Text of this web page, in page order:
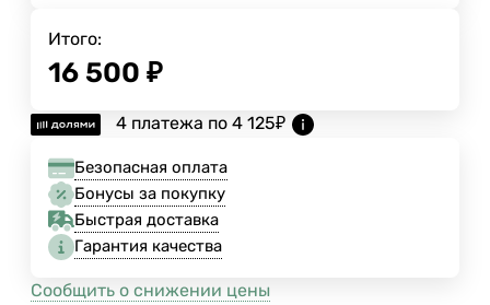
Итого:
16 500 ₽
4 платежа по 4 125₽
Безопасная оплата
Бонусы за покупку
Быстрая доставка
Гарантия качества
Сообщить о снижении цены